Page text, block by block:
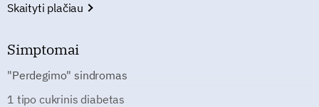
Skaityti plačiau
Simptomai
"Perdegimo" sindromas
1 tipo cukrinis diabetas